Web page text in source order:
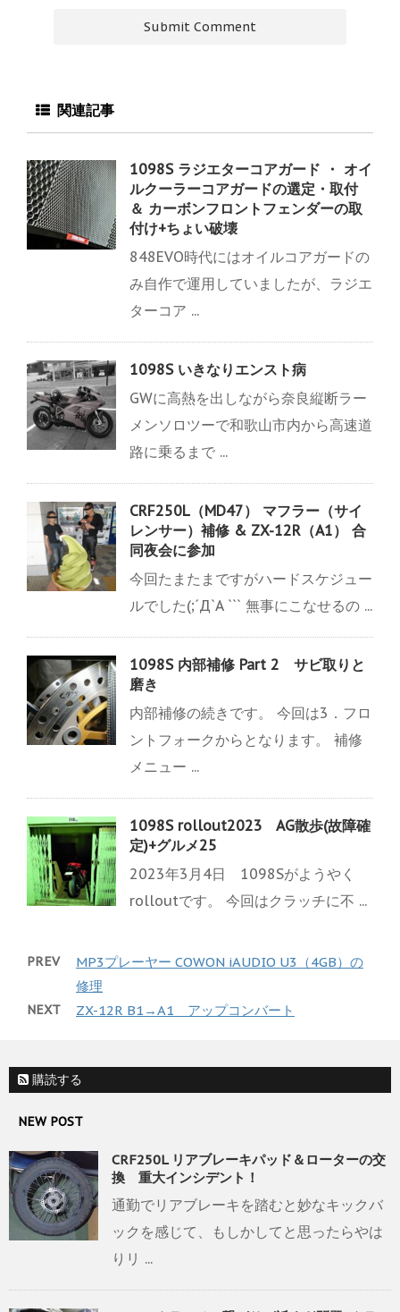
関連記事
1098S ラジエターコアガード ・ オイ
ルクーラーコアガードの選定・取付
＆ カーボンフロントフェンダーの取
付け+ちょい破壊
848EVO時代にはオイルコアガードの
み自作で運用していましたが、ラジエ
ターコア ...
1098S いきなりエンスト病
GWに高熱を出しながら奈良縦断ラー
メンソロツーで和歌山市内から高速道
路に乗るまで ...
CRF250L（MD47） マフラー（サイ
レンサー）補修 & ZX-12R（A1） 合
同夜会に参加
今回たまたまですがハードスケジュー
ルでした(;´Д`A ``` 無事にこなせるの ...
1098S 内部補修 Part 2 サビ取りと
磨き
内部補修の続きです。 今回は3．フロ
ントフォークからとなります。 補修
メニュー ...
1098S rollout2023 AG散歩(故障確
定)+グルメ25
2023年3月4日 1098Sがようやく
rolloutです。 今回はクラッチに不 ...
PREV
MP3プレーヤー COWON iAUDIO U3（4GB）の
修理
NEXT ZX-12R B1→A1 アップコンバート
購読する
NEW POST
CRF250L リアブレーキパッド＆ローターの交
換 重大インシデント！
通勤でリアブレーキを踏むと妙なキックバ
ックを感じて、もしかしてと思ったらやは
りリ ...